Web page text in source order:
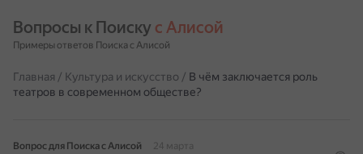
Вопросы к Поиску с Алисой
Примеры ответов Поиска с Алисой
Главная / Культура и искусство / В чём заключается роль
театров в современном обществе?
Вопрос для Поиска с Алисой
24 марта